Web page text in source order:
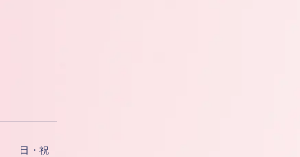
日・祝